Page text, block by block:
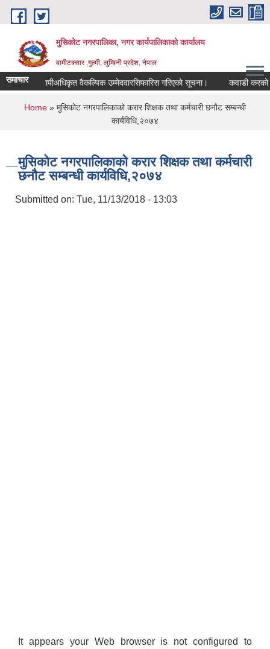
Skip to main content
मुसिकोट नगरपालिका, नगर कार्यपालिकाकाे कार्यालय
वामीटक्सार ,गुल्मी, लुम्बिनी प्रदेश, नेपाल
समाचारनापीअधिकृत वैकल्पिक उम्मेदवारसिफारिस गरिएको सूचना। कवाडी करको
You are here
Home » मुसिकाेट नगरपालिकाकाे करार शिक्षक तथा कर्मचारी छनाैट सम्बन्धी
कार्यविधि,२०७४
मुसिकाेट नगरपालिकाकाे करार शिक्षक तथा कर्मचारी
छनाैट सम्बन्धी कार्यविधि,२०७४
Submitted on: Tue, 11/13/2018 - 13:03
It appears your Web browser is not configured to